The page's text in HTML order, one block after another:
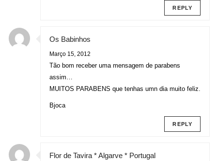
REPLY
Os Babinhos
Março 15, 2012
Tão bom receber uma mensagem de parabens
assim…
MUITOS PARABENS que tenhas umn dia muito feliz.
Bjoca
REPLY
Flor de Tavira * Algarve * Portugal